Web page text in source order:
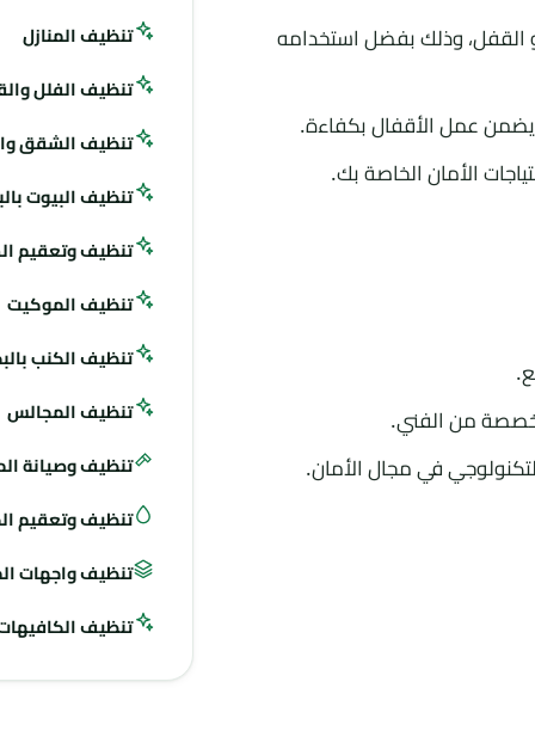
القفل، وذلك بفضل استخدامه
يضمن عمل الأقفال بكفاءة.
الأمان الخاصة بك.
من الفني.
في مجال الأمان.
تنظيف المنازل
تنظيف الفلل
تنظيف الشقق
تنظيف البيوت
تنظيف وتعقيم
تنظيف الموكيت
تنظيف الكنب
تنظيف المجالس
تنظيف وصيانة
تنظيف وتعقيم
تنظيف واجهات
تنظيف